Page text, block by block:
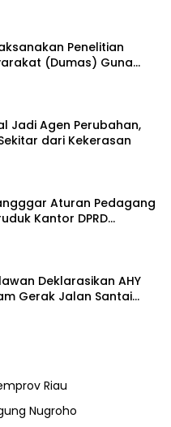
Penelitian
(Dumas) Guna
Personil Polri
Jadi Agen Perubahan,
dari Kekerasan
Aturan Pedagang
Kantor DPRD
Deklarasikan AHY
Gerak Jalan Santai
Riau
Nugroho